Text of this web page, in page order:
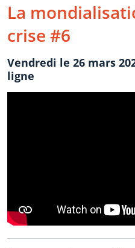
La
crise #6
Vendredi le 26 mars
ligne